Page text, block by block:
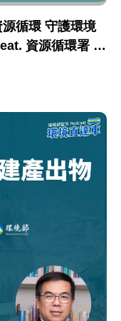
源循環 守護環境
資源循環署 蔣